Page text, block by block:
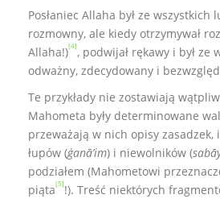
Posłaniec Allaha był ze wszystkich
rozmowny, ale kiedy otrzymywał
Allaha!)[4] , podwijał rękawy i był ze
odważny, zdecydowany i
Te przykłady nie zostawiają
Mahometa były determinowane
przeważają w nich opisy
łupów (ġanāʼim) i niewolników (
podziałem (Mahometowi
piąta[5] !). Treść niektórych